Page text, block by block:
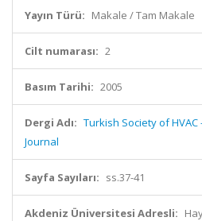
Yayın Türü: Makale / Tam Makale
Cilt numarası: 2
Basım Tarihi: 2005
Dergi Adı: Turkish Society of
Journal
Sayfa Sayıları: ss.37-41
Akdeniz Üniversitesi Adresli: